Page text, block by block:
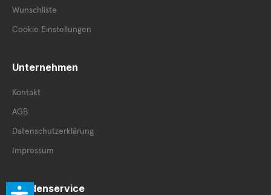
Wunschliste
Cookie Einstellungen
Unternehmen
Kontakt
AGB
Datenschutzerklärung
Impressum
Kundenservice